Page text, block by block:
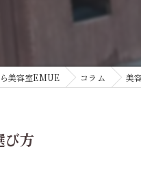
美容室EMUE コラム 美
び方